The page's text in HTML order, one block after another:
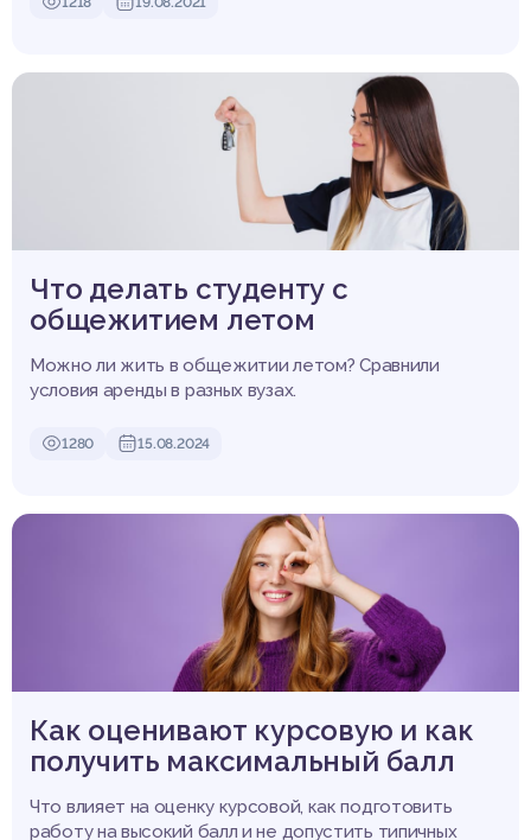
Что делать студенту с
общежитием летом
Можно ли жить в общежитии летом? Сравнили
условия аренды в разных вузах.
1280 15.08.2024
Как оценивают курсовую и как
получить максимальный балл
Что влияет на оценку курсовой, как подготовить
работу на высокий балл и не допустить типичных